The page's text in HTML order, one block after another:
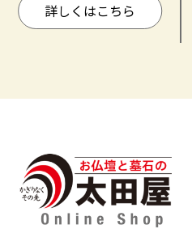
詳しくはこちら